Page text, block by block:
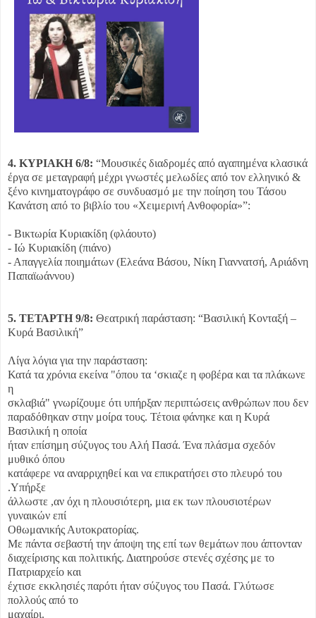
4. ΚΥΡΙΑΚΗ 6/8: “Μουσικές διαδρομές από αγαπημένα κλασικά
έργα σε μεταγραφή μέχρι γνωστές μελωδίες από τον ελληνικό &
ξένο κινηματογράφο σε συνδυασμό με την ποίηση του Τάσου
Κανάτση από το βιβλίο του «Χειμερινή Ανθοφορία»”:
- Βικτωρία Κυριακίδη (φλάουτο)
- Ιώ Κυριακίδη (πιάνο)
- Απαγγελία ποιημάτων (Ελεάνα Βάσου, Νίκη Γιαννατσή, Αριάδνη
Παπαϊωάννου)
5. ΤΕΤΑΡΤΗ 9/8: Θεατρική παράσταση: “Βασιλική Κονταξή –
Κυρά Βασιλική”
Λίγα λόγια για την παράσταση:
Κατά τα χρόνια εκείνα "όπου τα ‘σκιαζε η φοβέρα και τα πλάκωνε
η
σκλαβιά" γνωρίζουμε ότι υπήρξαν περιπτώσεις ανθρώπων που δεν
παραδόθηκαν στην μοίρα τους. Τέτοια φάνηκε και η Κυρά
Βασιλική η οποία
ήταν επίσημη σύζυγος του Αλή Πασά. Ένα πλάσμα σχεδόν
μυθικό όπου
κατάφερε να αναρριχηθεί και να επικρατήσει στο πλευρό του
.Υπήρξε
άλλωστε ,αν όχι η πλουσιότερη, μια εκ των πλουσιοτέρων
γυναικών επί
Οθωμανικής Αυτοκρατορίας.
Με πάντα σεβαστή την άποψη της επί των θεμάτων που άπτονταν
διαχείρισης και πολιτικής. Διατηρούσε στενές σχέσης με το
Πατριαρχείο και
έχτισε εκκλησιές παρότι ήταν σύζυγος του Πασά. Γλύτωσε
πολλούς από το
μαχαίρι.